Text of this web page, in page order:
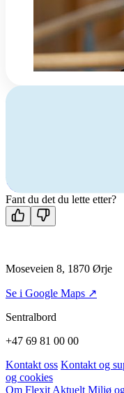
Har du spørsmål
Kontakt oss
Fant du det du lette etter?
Moseveien 8, 1870 Ørje
Se i Google Maps ↗
Sentralbord
+47 69 81 00 00
Kontakt oss Kontakt og
og cookies
Om Flexit Aktuelt Miljø